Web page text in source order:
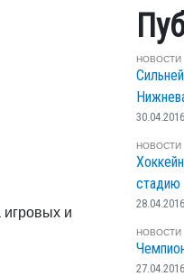
игровых и
НОВОСТИ
30.04.2016
НОВОСТИ
стадию
28.04.2016
НОВОСТИ
27.04.2016